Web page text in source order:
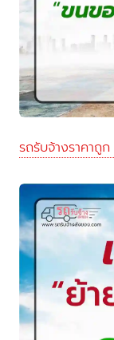
รถรับจ้างราคาถู